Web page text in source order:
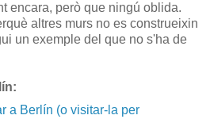
encara, però que ningú oblida.
altres murs no es construeixin
un exemple del que no s'ha de
a Berlín (o visitar-la per